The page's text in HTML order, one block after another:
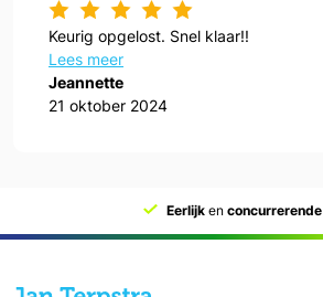
Keurig opgelost. Snel klaar!!
Lees meer
Jeannette
21 oktober 2024
Eerlijk en concurrerende